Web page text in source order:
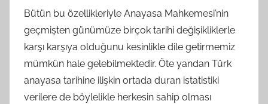
Bütün bu özellikleriyle Anayasa Mahkemesi’nin
geçmişten günümüze birçok tarihi değişikliklerle
karşı karşıya olduğunu kesinlikle dile getirmemiz
mümkün hale gelebilmektedir. Öte yandan Türk
anayasa tarihine ilişkin ortada duran istatistiki
verilere de böylelikle herkesin sahip olması